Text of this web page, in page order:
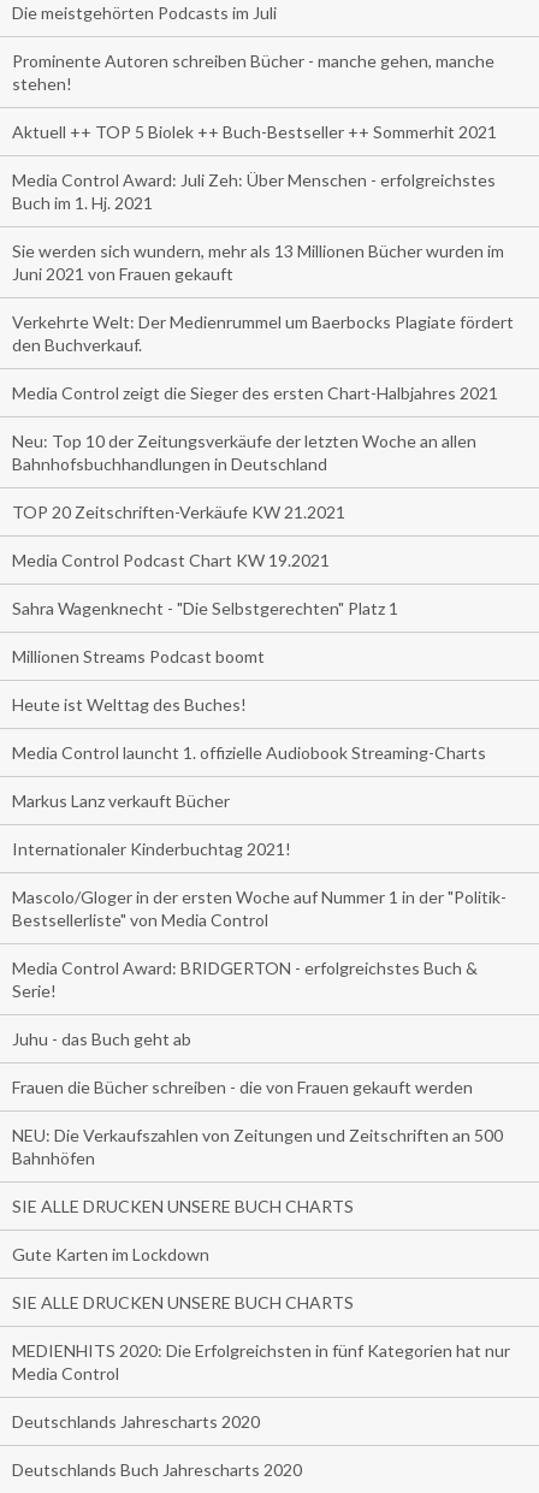
Die meistgehörten Podcasts im Juli
Prominente Autoren schreiben Bücher - manche gehen, manche
stehen!
Aktuell ++ TOP 5 Biolek ++ Buch-Bestseller ++ Sommerhit 2021
Media Control Award: Juli Zeh: Über Menschen - erfolgreichstes
Buch im 1. Hj. 2021
Sie werden sich wundern, mehr als 13 Millionen Bücher wurden im
Juni 2021 von Frauen gekauft
Verkehrte Welt: Der Medienrummel um Baerbocks Plagiate fördert
den Buchverkauf.
Media Control zeigt die Sieger des ersten Chart-Halbjahres 2021
Neu: Top 10 der Zeitungsverkäufe der letzten Woche an allen
Bahnhofsbuchhandlungen in Deutschland
TOP 20 Zeitschriften-Verkäufe KW 21.2021
Media Control Podcast Chart KW 19.2021
Sahra Wagenknecht - "Die Selbstgerechten" Platz 1
Millionen Streams Podcast boomt
Heute ist Welttag des Buches!
Media Control launcht 1. offizielle Audiobook Streaming-Charts
Markus Lanz verkauft Bücher
Internationaler Kinderbuchtag 2021!
Mascolo/Gloger in der ersten Woche auf Nummer 1 in der "Politik-
Bestsellerliste" von Media Control
Media Control Award: BRIDGERTON - erfolgreichstes Buch &
Serie!
Juhu - das Buch geht ab
Frauen die Bücher schreiben - die von Frauen gekauft werden
NEU: Die Verkaufszahlen von Zeitungen und Zeitschriften an 500
Bahnhöfen
SIE ALLE DRUCKEN UNSERE BUCH CHARTS
Gute Karten im Lockdown
SIE ALLE DRUCKEN UNSERE BUCH CHARTS
MEDIENHITS 2020: Die Erfolgreichsten in fünf Kategorien hat nur
Media Control
Deutschlands Jahrescharts 2020
Deutschlands Buch Jahrescharts 2020